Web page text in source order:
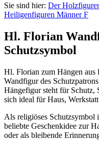
Sie sind hier: Der
Heiligenfiguren Männer F
Hl. Florian
Schutzsymbol
Hl. Florian zum Hängen aus
Wandfigur des
Hängefigur steht für Schutz,
sich ideal für Haus,
Als religiöses Schutzsymbol
beliebte Geschenkidee zur
oder als bleibende